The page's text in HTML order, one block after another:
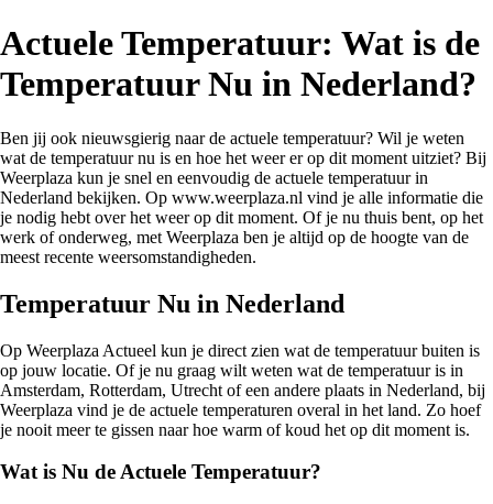
Actuele Temperatuur: Wat is de
Temperatuur Nu in Nederland?
Ben jij ook nieuwsgierig naar de actuele temperatuur? Wil je weten
wat de temperatuur nu is en hoe het weer er op dit moment uitziet? Bij
Weerplaza kun je snel en eenvoudig de actuele temperatuur in
Nederland bekijken. Op www.weerplaza.nl vind je alle informatie die
je nodig hebt over het weer op dit moment. Of je nu thuis bent, op het
werk of onderweg, met Weerplaza ben je altijd op de hoogte van de
meest recente weersomstandigheden.
Temperatuur Nu in Nederland
Op Weerplaza Actueel kun je direct zien wat de temperatuur buiten is
op jouw locatie. Of je nu graag wilt weten wat de temperatuur is in
Amsterdam, Rotterdam, Utrecht of een andere plaats in Nederland, bij
Weerplaza vind je de actuele temperaturen overal in het land. Zo hoef
je nooit meer te gissen naar hoe warm of koud het op dit moment is.
Wat is Nu de Actuele Temperatuur?